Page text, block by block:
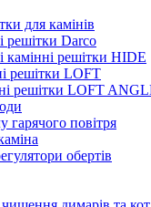
для камінів
решітки Darco
камінні решітки HIDE
решітки LOFT
решітки LOFT
гарячого повітря
обертів